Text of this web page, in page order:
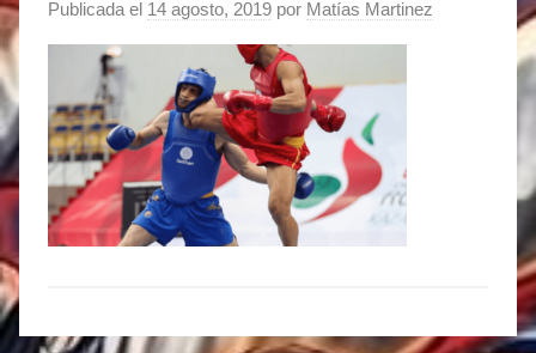
Publicada el 14 agosto, 2019 por Matías Martinez